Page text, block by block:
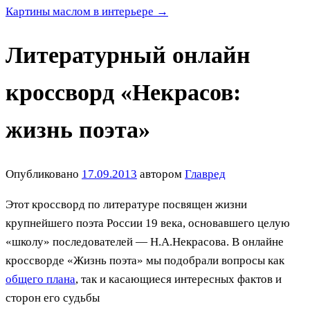
Картины маслом в интерьере →
Литературный онлайн
кроссворд «Некрасов:
жизнь поэта»
Опубликовано 17.09.2013 автором Главред
Этот кроссворд по литературе посвящен жизни
крупнейшего поэта России 19 века, основавшего целую
«школу» последователей — Н.А.Некрасова. В онлайне
кроссворде «Жизнь поэта» мы подобрали вопросы как
общего плана, так и касающиеся интересных фактов и
сторон его судьбы